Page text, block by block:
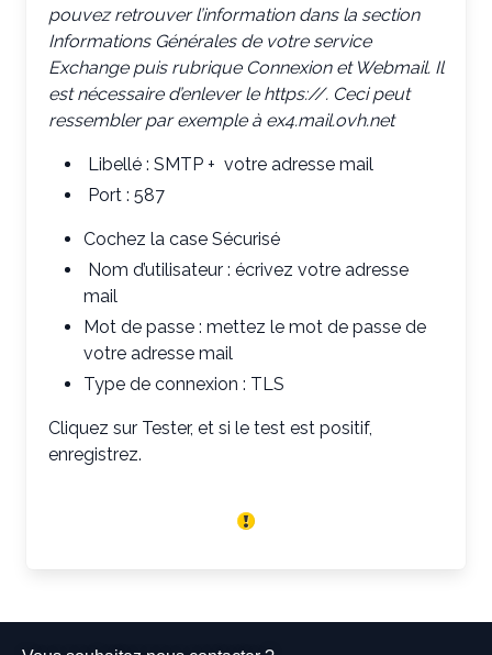
pouvez retrouver l’information dans la section
Informations Générales de votre service
Exchange puis rubrique Connexion et Webmail. Il
est nécessaire d’enlever le https://. Ceci peut
ressembler par exemple à ex4.mail.ovh.net
Libellé : SMTP + votre adresse mail
Port : 587
Cochez la case Sécurisé
Nom d’utilisateur : écrivez votre adresse
mail
Mot de passe : mettez le mot de passe de
votre adresse mail
Type de connexion : TLS
Cliquez sur Tester, et si le test est positif,
enregistrez.